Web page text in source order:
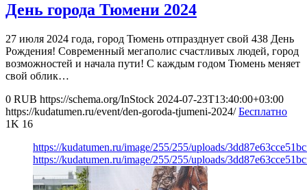
День города Тюмени 2024
27 июля 2024 года, город Тюмень отпразднует свой 438 День
Рождения! Современный мегаполис счастливых людей, город
возможностей и начала пути! С каждым годом Тюмень меняет
свой облик…
0 RUB https://schema.org/InStock 2024-07-23T13:40:00+03:00
https://kudatumen.ru/event/den-goroda-tjumeni-2024/ Бесплатно
1K 16
https://kudatumen.ru/image/255/255/uploads/
https://kudatumen.ru/image/255/255/uploads/